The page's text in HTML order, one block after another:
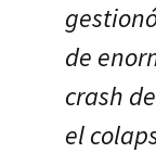
de
crash
el